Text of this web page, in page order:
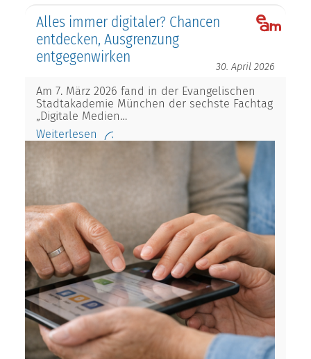
Alles immer digitaler? Chancen
entdecken, Ausgrenzung
entgegenwirken
30. April 2026
Am 7. März 2026 fand in der Evangelischen
Stadtakademie München der sechste Fachtag
„Digitale Medien…
Weiterlesen